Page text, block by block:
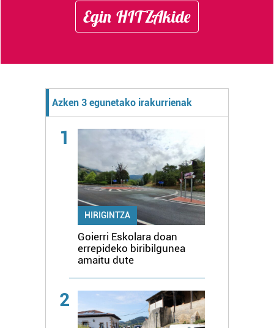
Egin HITZAkide
Azken 3 egunetako irakurrienak
1
HIRIGINTZA
Goierri Eskolara doan
errepideko biribilgunea
amaitu dute
2